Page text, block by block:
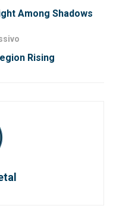
Among Shadows
Rising